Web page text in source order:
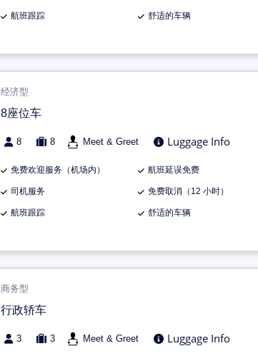
航班跟踪 舒适的车辆
经济型
8座位车
8 8 Meet & Greet Luggage Info
免费欢迎服务（机场内） 航班延误免费
司机服务 免费取消（12 小时）
航班跟踪 舒适的车辆
商务型
行政轿车
3 3 Meet & Greet Luggage Info